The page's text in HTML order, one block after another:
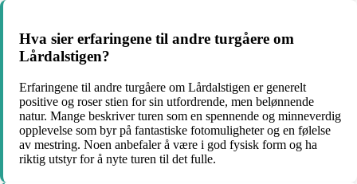
Hva sier erfaringene til andre turgåere om
Lårdalstigen?
Erfaringene til andre turgåere om Lårdalstigen er generelt
positive og roser stien for sin utfordrende, men belønnende
natur. Mange beskriver turen som en spennende og minneverdig
opplevelse som byr på fantastiske fotomuligheter og en følelse
av mestring. Noen anbefaler å være i god fysisk form og ha
riktig utstyr for å nyte turen til det fulle.